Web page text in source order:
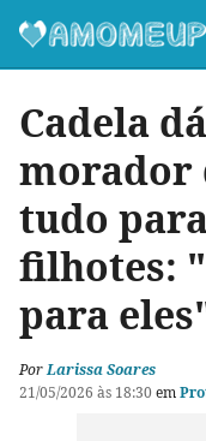
Cadela
morador
tudo
filhotes:
para
PorLarissa Soares
21/05/2026 às 18:30 em